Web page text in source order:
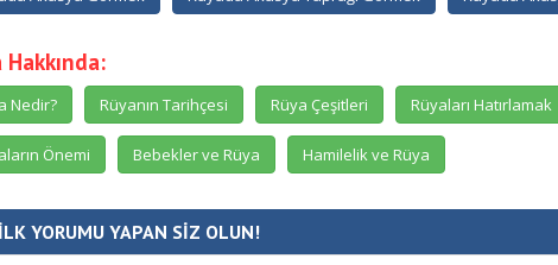
Hakkında:
Nedir? Rüyanın Tarihçesi Rüya Çeşitleri Rüyaları Hatırlamak
Önemi Bebekler ve Rüya Hamilelik ve Rüya
YORUMU YAPAN SİZ OLUN!